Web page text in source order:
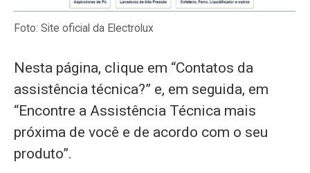
Foto: Site oficial da Electrolux
Nesta página, clique em “Contatos da
assistência técnica?” e, em seguida, em
“Encontre a Assistência Técnica mais
próxima de você e de acordo com o seu
produto”.